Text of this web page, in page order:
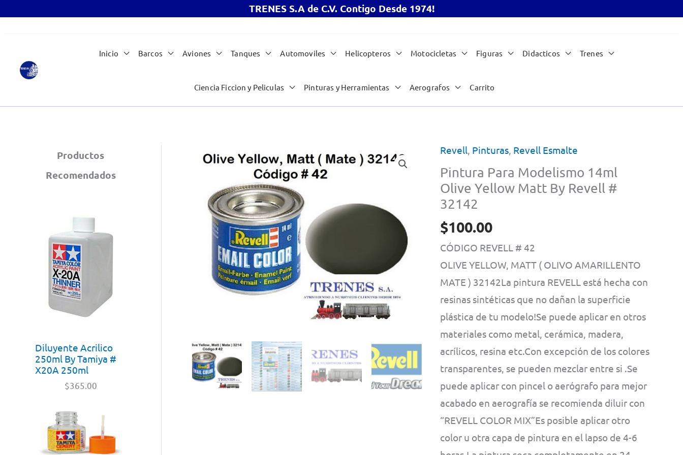
TRENES S.A de C.V. Contigo Desde 1974!
contenido
Inicio Barcos Aviones Tanques Automoviles Helicopteros Motocicletas Figuras Didacticos Trenes
Ciencia Ficcion y Peliculas Pinturas y Herramientas Aerografos Carrito
Productos
Recomendados
Diluyente Acrilico
250ml By Tamiya #
X20A 250ml
$365.00
Revell, Pinturas, Revell Esmalte
Pintura Para Modelismo 14ml
Olive Yellow Matt By Revell #
32142
$100.00
CÓDIGO REVELL # 42
OLIVE YELLOW, MATT ( OLIVO AMARILLENTO
MATE ) 32142La pintura REVELL está hecha con
resinas sintéticas que no dañan la superficie
plástica de tu modelo!Se puede aplicar en otros
materiales como metal, cerámica, madera,
acrílicos, resina etc.Con excepción de los colores
transparentes, se pueden mezclar entre si .Se
puede aplicar con pincel o aerógrafo para mejor
acabado en aerografía se recomienda diluir con
“REVELL COLOR MIX”Es posible aplicar otro
color u otra capa de pintura en el lapso de 4-6